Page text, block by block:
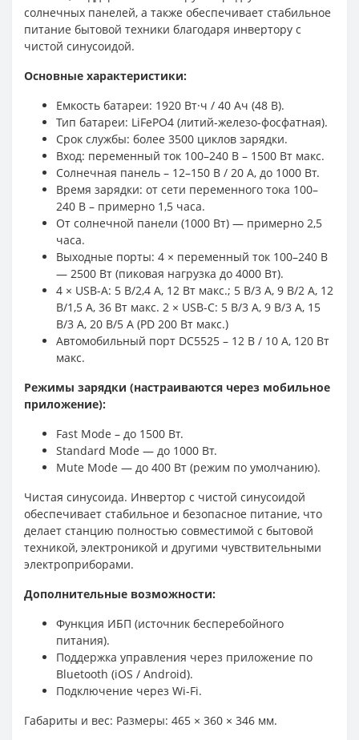
солнечных панелей, а также обеспечивает стабильное
питание бытовой техники благодаря инвертору с
чистой синусоидой.
Основные характеристики:
Емкость батареи: 1920 Вт·ч / 40 Ач (48 В).
Тип батареи: LiFePO4 (литий-железо-фосфатная).
Срок службы: более 3500 циклов зарядки.
Вход: переменный ток 100–240 В – 1500 Вт макс.
Солнечная панель – 12–150 В / 20 А, до 1000 Вт.
Время зарядки: от сети переменного тока 100–
240 В – примерно 1,5 часа.
От солнечной панели (1000 Вт) — примерно 2,5
часа.
Выходные порты: 4 × переменный ток 100–240 В
— 2500 Вт (пиковая нагрузка до 4000 Вт).
4 × USB-A: 5 В/2,4 А, 12 Вт макс.; 5 В/3 А, 9 В/2 А, 12
В/1,5 А, 36 Вт макс. 2 × USB-C: 5 В/3 А, 9 В/3 А, 15
В/3 А, 20 В/5 А (PD 200 Вт макс.)
Автомобильный порт DC5525 – 12 В / 10 А, 120 Вт
макс.
Режимы зарядки (настраиваются через мобильное
приложение):
Fast Mode – до 1500 Вт.
Standard Mode — до 1000 Вт.
Mute Mode — до 400 Вт (режим по умолчанию).
Чистая синусоида. Инвертор с чистой синусоидой
обеспечивает стабильное и безопасное питание, что
делает станцию полностью совместимой с бытовой
техникой, электроникой и другими чувствительными
электроприборами.
Дополнительные возможности:
Функция ИБП (источник бесперебойного
питания).
Поддержка управления через приложение по
Bluetooth (iOS / Android).
Подключение через Wi-Fi.
Габариты и вес: Размеры: 465 × 360 × 346 мм.